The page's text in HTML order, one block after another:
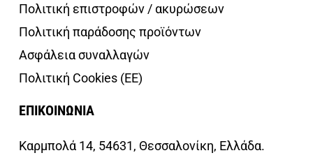
Πολιτική επιστροφών / ακυρώσεων
Πολιτική παράδοσης προϊόντων
Ασφάλεια συναλλαγών
Πολιτική Cookies (ΕΕ)
ΕΠΙΚΟΙΝΩΝΙΑ
Καρμπολά 14, 54631, Θεσσαλονίκη, Ελλάδα.